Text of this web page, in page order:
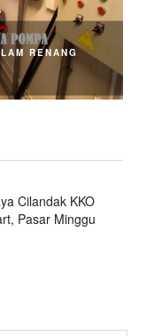
RENANG
Cilandak KKO
Pasar Minggu